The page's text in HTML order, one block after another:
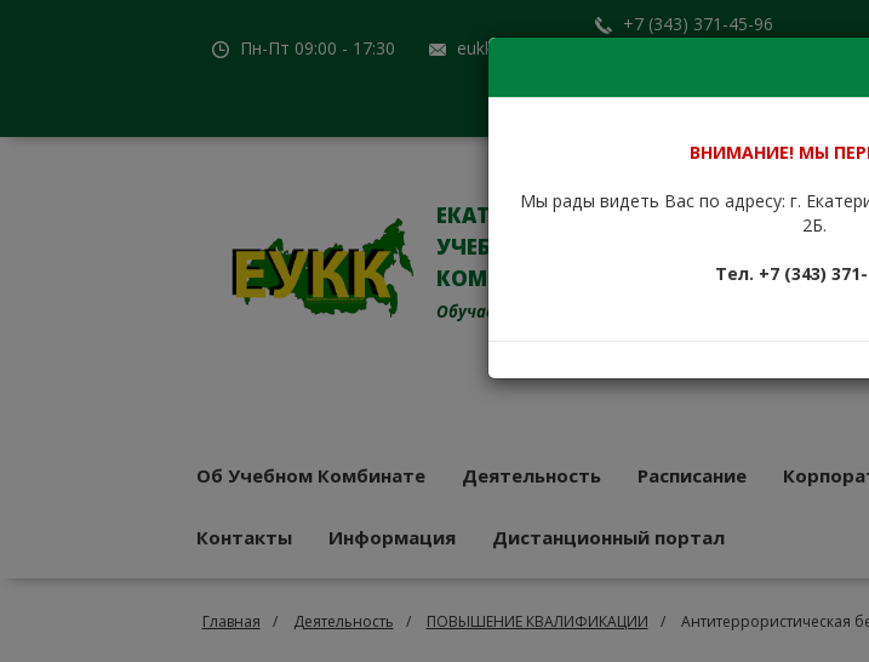
Пн-Пт 09:00 - 17:30 eukk@mail.ru
+7 (343) 371-45-96
ЕКАТЕРИНБУРГСКИЙ
УЧЕБНО-КУРСОВОЙ
КОМБИНАТ
Обучаем с 1943 года
Об Учебном Комбинате Деятельность Расписание
Контакты Информация Дистанционный портал
Главная Деятельность ПОВЫШЕНИЕ КВАЛИФИКАЦИИ Антитеррористическая
ВНИМАНИЕ! МЫ
Мы рады видеть Вас по адресу: г.
2Б.
Тел. +7 (343)